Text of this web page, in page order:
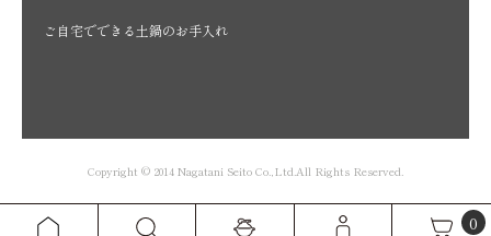
0
ご自宅でできる土鍋のお手入れ
Copyright © 2014 Nagatani Seito Co.,Ltd.All Rights Reserved.